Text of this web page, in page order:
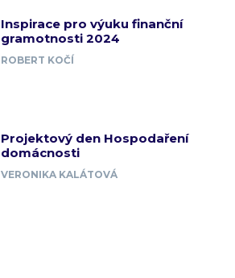
Inspirace pro výuku finanční
gramotnosti 2024
ROBERT KOČÍ
Projektový den Hospodaření
domácnosti
VERONIKA KALÁTOVÁ